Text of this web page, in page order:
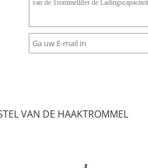
VAN DE HAAKTROMMEL